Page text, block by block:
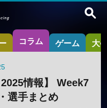
コラム ゲーム 大
情報】 Week7
選手まとめ